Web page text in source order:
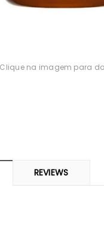
Clique na imagem para
REVIEWS